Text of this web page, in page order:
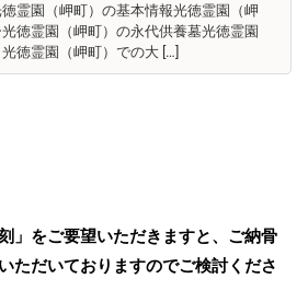
霊園（岬町）の基本情報光徳霊園（岬
徳霊園（岬町）の永代供養墓光徳霊園
徳霊園（岬町）での大 […]
」をご要望いただきますと、ご納骨
ただいておりますのでご検討くださ